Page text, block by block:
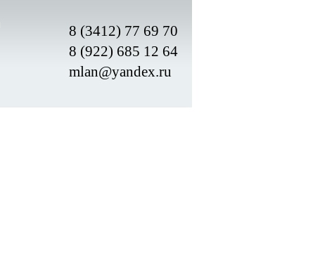
8 (3412) 77 69 70
8 (922) 685 12 64
mlan@yandex.ru